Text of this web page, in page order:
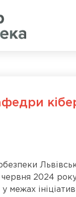
червня 2024
у межах